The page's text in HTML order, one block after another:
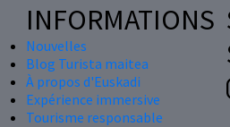
INFORMATIONS
Nouvelles
Blog Turista maitea
À propos d'Euskadi
Expérience immersive
Tourisme responsable